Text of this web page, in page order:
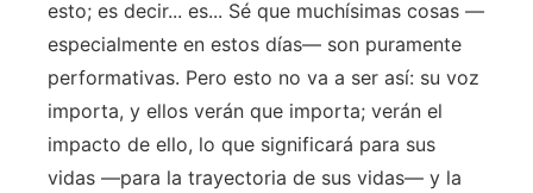
esto; es decir... es... Sé que muchísimas cosas —
especialmente en estos días— son puramente
performativas. Pero esto no va a ser así: su voz
importa, y ellos verán que importa; verán el
impacto de ello, lo que significará para sus
vidas —para la trayectoria de sus vidas— y la